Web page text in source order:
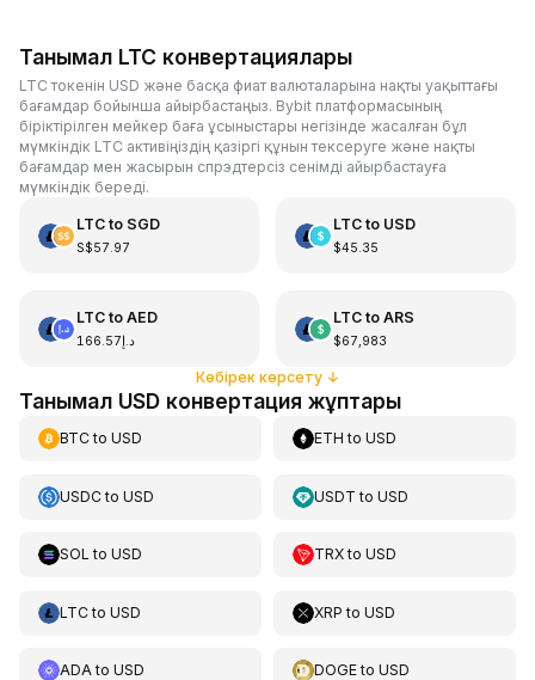
Танымал LTC конвертациялары
LTC токенін USD және басқа фиат валюталарына нақты уақыттағы
бағамдар бойынша айырбастаңыз. Bybit платформасының
біріктірілген мейкер баға ұсыныстары негізінде жасалған бұл
мүмкіндік LTC активіңіздің қазіргі құнын тексеруге және нақты
бағамдар мен жасырын спрэдтерсіз сенімді айырбастауға
мүмкіндік береді.
LTCto SGD
S$57.97
LTCto USD
$45.35
LTCto AED
د.إ166.57
LTCto ARS
$67,983
Көбірек көрсету↓
Танымал USD конвертация жұптары
BTCto USD ETH toUSD
USDCto USD USDT toUSD
SOL to USD TRXtoUSD
LTCto USD XRP toUSD
ADAto USD DOGEtoUSD